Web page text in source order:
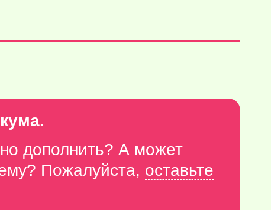
дополнить? А может
Пожалуйста, оставьте